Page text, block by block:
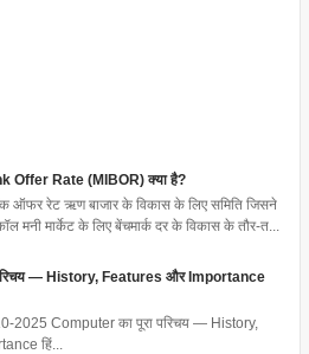
Offer Rate (MIBOR) क्या है?
ऑफर रेट ऋण बाजार के विकास के लिए समिति जिसने
मनी मार्केट के लिए बेंचमार्क दर के विकास के तौर-त...
— History, Features और Importance
2025 Computer का पूरा परिचय — History,
हिं...